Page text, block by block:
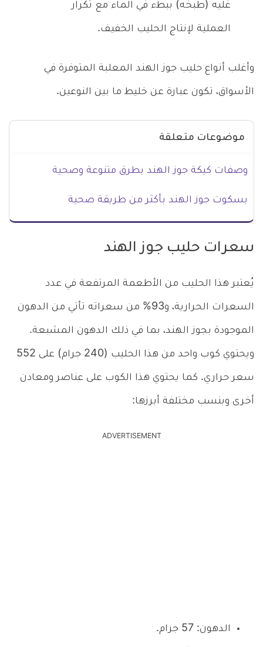
غليه (طبخه) ببطء في الماء مع تكرار
العملية لإنتاج الحليب الخفيف.
وأغلب أنواع حليب جوز الهند المعلبة المتوفرة في
الأسواق، تكون عبارة عن خليط ما بين النوعين.
موضوعات متعلقة
وصفات كيكة جوز الهند بطرق متنوعة وصحية
بسكوت جوز الهند بأكثر من طريقة صحية
سعرات حليب جوز الهند
يُعتبر هذا الحليب من الأطعمة المرتفعة في عدد
السعرات الحرارية، و93% من سعراته تأتي من الدهون
الموجودة بجوز الهند، بما في ذلك الدهون المشبعة.
ويحتوي كوب واحد من هذا الحليب (240 جرام) على 552
سعر حراري. كما يحتوي هذا الكوب على عناصر ومعادن
أخرى وبنسب مختلفة أبرزها:
ADVERTISEMENT
الدهون: 57 جرام.